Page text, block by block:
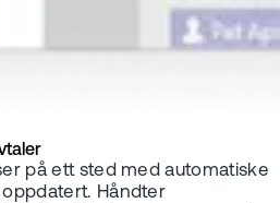
på ett sted med automatiske
Håndter